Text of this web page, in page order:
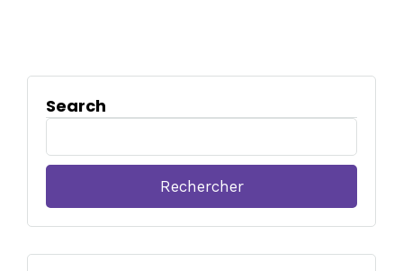
Search
Rechercher :